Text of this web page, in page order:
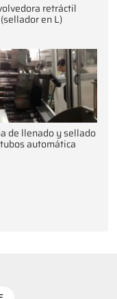
retráctil
(sellador en L)
de llenado y sellado
automática